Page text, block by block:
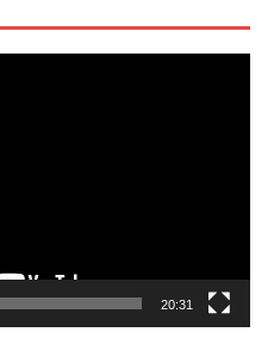
20:31